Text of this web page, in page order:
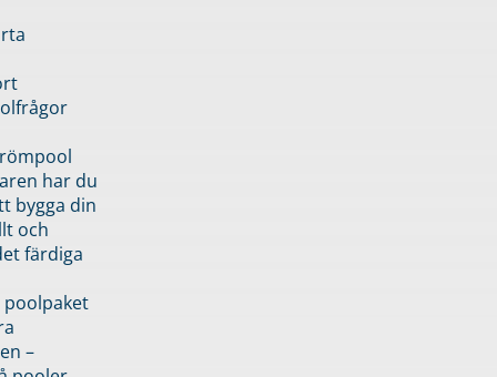
har du
bygga din
och
färdiga
–